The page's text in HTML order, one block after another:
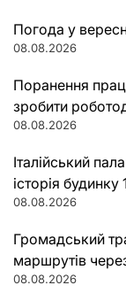
Погода у
08.08.2026
Поранення
зробити
08.08.2026
Італійський
історія
08.08.2026
Громадський
маршрутів
08.08.2026